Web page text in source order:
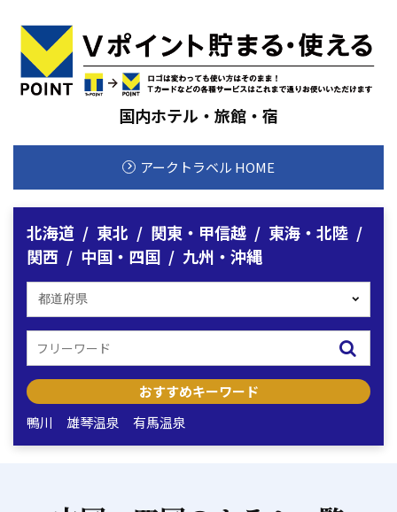
国内ホテル・旅館・宿
アークトラベル HOME
北海道 東北 関東・甲信越
東海・北陸
関西
中国・四国 九州・沖縄
おすすめキーワード
鴨川
雄琴温泉 有馬温泉